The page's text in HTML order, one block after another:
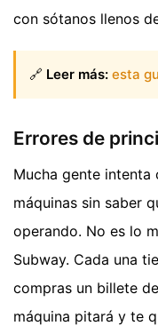
con sótanos llenos
🔗 Leer más: esta
Errores de
Mucha gente
máquinas sin saber
operando. No es lo
Subway. Cada una
compras un billete
máquina pitará y te